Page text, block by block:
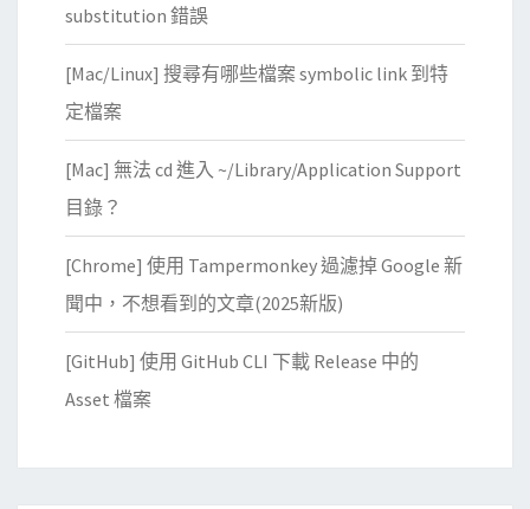
substitution 錯誤
[Mac/Linux] 搜尋有哪些檔案 symbolic link 到特
定檔案
[Mac] 無法 cd 進入 ~/Library/Application Support
目錄？
[Chrome] 使用 Tampermonkey 過濾掉 Google 新
聞中，不想看到的文章(2025新版)
[GitHub] 使用 GitHub CLI 下載 Release 中的
Asset 檔案